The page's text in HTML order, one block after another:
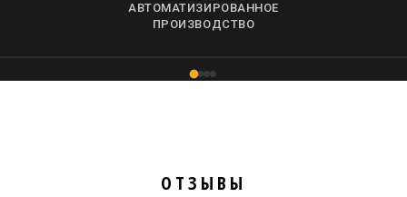
АВТОМАТИЗИРОВАННОЕ
ПРОИЗВОДСТВО
ОТЗЫВЫ